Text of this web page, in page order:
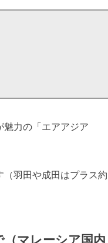
魅力の「エアアジア
羽田や成田はプラス約